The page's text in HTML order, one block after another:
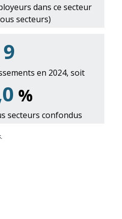
dans ce secteur
secteurs)
9
en 2024, soit
%
secteurs confondus